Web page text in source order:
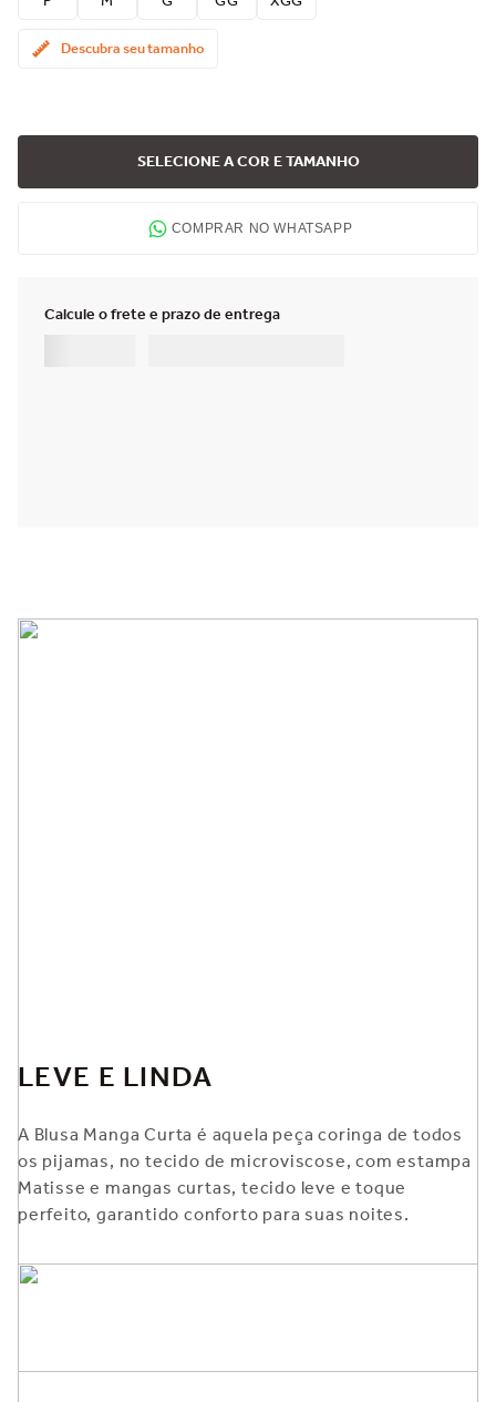
Descubra seu tamanho
SELECIONE A COR E TAMANHO
COMPRAR NO WHATSAPP
LEVE E LINDA
A Blusa Manga Curta é aquela peça coringa de todos
os pijamas, no tecido de microviscose, com estampa
Matisse e mangas curtas, tecido leve e toque
perfeito, garantido conforto para suas noites.